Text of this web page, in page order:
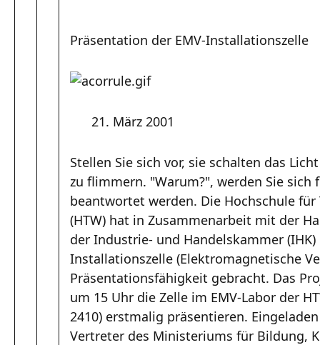
Präsentation der EMV-Installationszelle
21. März 2001
Stellen Sie sich vor, sie schalten das
zu flimmern. "Warum?", werden Sie sich
beantwortet werden. Die Hochschule
(HTW) hat in Zusammenarbeit mit der
der Industrie- und Handelskammer (IHK)
Installationszelle (Elektromagnetische
Präsentationsfähigkeit gebracht. Das
um 15 Uhr die Zelle im EMV-Labor der
2410) erstmalig präsentieren.
Vertreter des Ministeriums für Bildung,